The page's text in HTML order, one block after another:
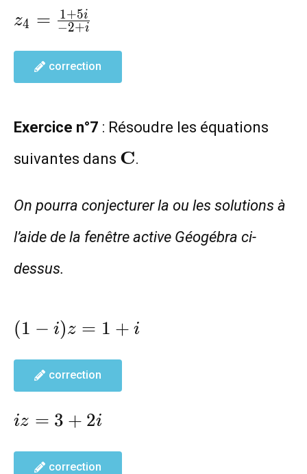
z_4=\frac{1+5i}
z4 = −2+i
1+5i
correction
Exercice n°7 : Résoudre les équations
suivantes dans \mathbf{C}
C.
On pourra conjecturer la ou les solutions à
l’aide de la fenêtre active Géogébra ci-
dessus.
(1-
i)z=1+i
(1 − i)z = 1 + i
correction
iz=3+2i
iz = 3 + 2i
correction